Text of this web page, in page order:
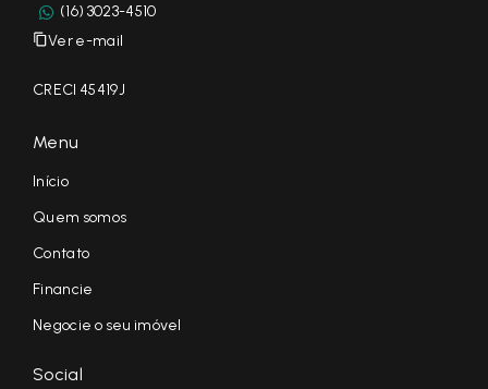
(16) 3023-4510
Ver e-mail
CRECI 45419J
Menu
Início
Quem somos
Contato
Financie
Negocie o seu imóvel
Social